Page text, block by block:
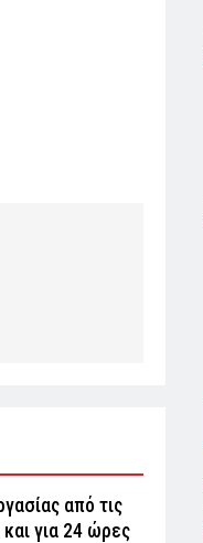
από τις
για 24 ώρες